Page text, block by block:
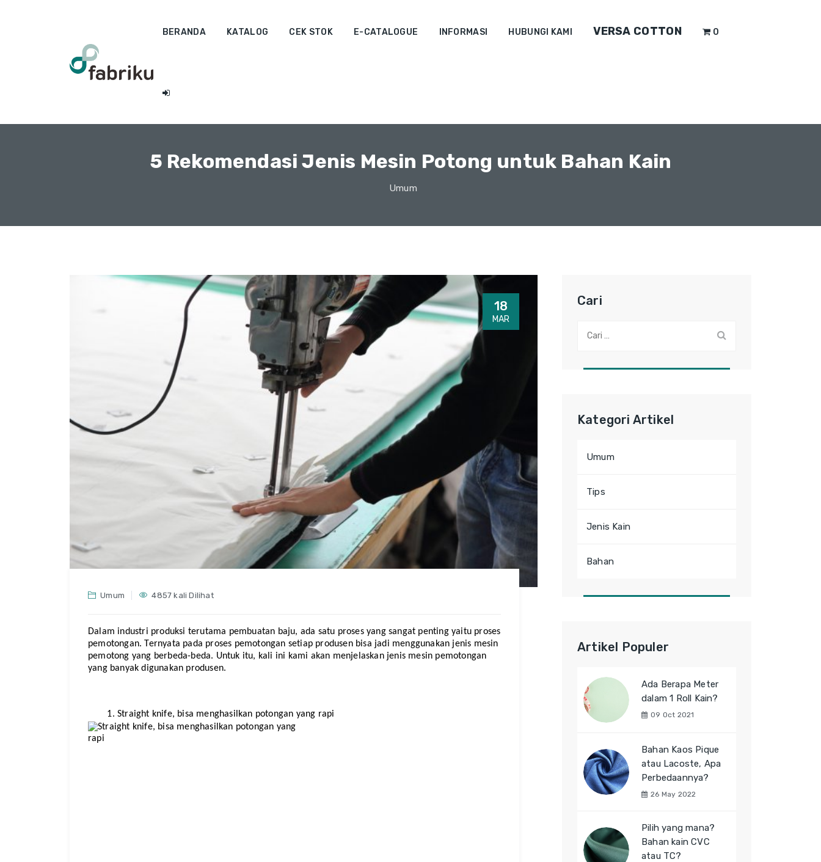
BERANDA KATALOG CEK STOK E-CATALOGUE INFORMASI HUBUNGI KAMI VERSA COTTON 0
5 Rekomendasi Jenis Mesin Potong untuk Bahan Kain
Umum
18
MAR
Umum 4857 kali Dilihat
Dalam industri produksi terutama pembuatan baju, ada satu proses yang sangat penting yaitu proses
pemotongan. Ternyata pada proses pemotongan setiap produsen bisa jadi menggunakan jenis mesin
pemotong yang berbeda-beda. Untuk itu, kali ini kami akan menjelaskan jenis mesin pemotongan
yang banyak digunakan produsen.
Straight knife, bisa menghasilkan potongan yang rapi
Cari
Kategori Artikel
Umum
Tips
Jenis Kain
Bahan
Artikel Populer
Ada Berapa Meter
dalam 1 Roll Kain?
09 Oct 2021
Bahan Kaos Pique
atau Lacoste, Apa
Perbedaannya?
26 May 2022
Pilih yang mana?
Bahan kain CVC
atau TC?